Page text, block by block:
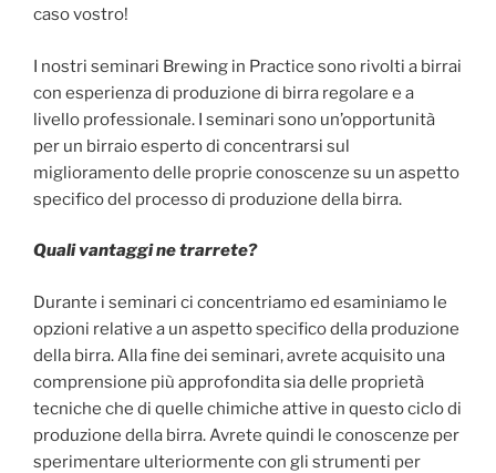
caso vostro!
I nostri seminari Brewing in Practice sono rivolti a birrai
con esperienza di produzione di birra regolare e a
livello professionale. I seminari sono un’opportunità
per un birraio esperto di concentrarsi sul
miglioramento delle proprie conoscenze su un aspetto
specifico del processo di produzione della birra.
Quali vantaggi ne trarrete?
Durante i seminari ci concentriamo ed esaminiamo le
opzioni relative a un aspetto specifico della produzione
della birra. Alla fine dei seminari, avrete acquisito una
comprensione più approfondita sia delle proprietà
tecniche che di quelle chimiche attive in questo ciclo di
produzione della birra. Avrete quindi le conoscenze per
sperimentare ulteriormente con gli strumenti per